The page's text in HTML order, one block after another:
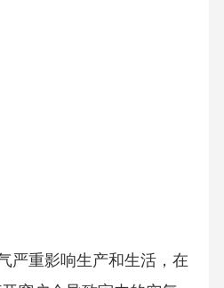
严重影响生产和生活，在